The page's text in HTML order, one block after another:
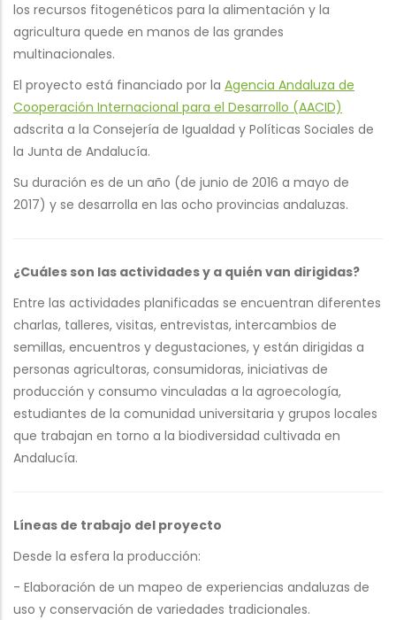
los recursos fitogenéticos para la alimentación y la
agricultura quede en manos de las grandes
multinacionales.
El proyecto está financiado por la Agencia Andaluza de
Cooperación Internacional para el Desarrollo (AACID)
adscrita a la Consejería de Igualdad y Políticas Sociales de
la Junta de Andalucía.
Su duración es de un año (de junio de 2016 a mayo de
2017) y se desarrolla en las ocho provincias andaluzas.
¿Cuáles son las actividades y a quién van dirigidas?
Entre las actividades planificadas se encuentran diferentes
charlas, talleres, visitas, entrevistas, intercambios de
semillas, encuentros y degustaciones, y están dirigidas a
personas agricultoras, consumidoras, iniciativas de
producción y consumo vinculadas a la agroecología,
estudiantes de la comunidad universitaria y grupos locales
que trabajan en torno a la biodiversidad cultivada en
Andalucía.
Líneas de trabajo del proyecto
Desde la esfera la producción:
- Elaboración de un mapeo de experiencias andaluzas de
uso y conservación de variedades tradicionales.